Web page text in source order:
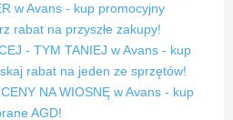
w Avans - kup promocyjny
rabat na przyszłe zakupy!
- TYM TANIEJ w Avans - kup
rabat na jeden ze sprzętów!
NA WIOSNĘ w Avans - kup
AGD!